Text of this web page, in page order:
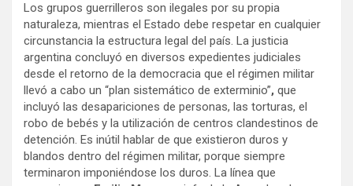
Los grupos guerrilleros son ilegales por su propia
naturaleza, mientras el Estado debe respetar en cualquier
circunstancia la estructura legal del país. La justicia
argentina concluyó en diversos expedientes judiciales
desde el retorno de la democracia que el régimen militar
llevó a cabo un “plan sistemático de exterminio”, que
incluyó las desapariciones de personas, las torturas, el
robo de bebés y la utilización de centros clandestinos de
detención. Es inútil hablar de que existieron duros y
blandos dentro del régimen militar, porque siempre
terminaron imponiéndose los duros. La línea que